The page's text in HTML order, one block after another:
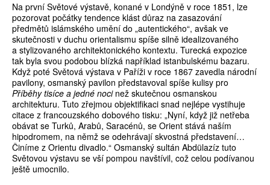
Na první Světové výstavě, konané v Londýně v roce 1851, lze
pozorovat počátky tendence klást důraz na zasazování
předmětů islámského umění do „autentického“, avšak ve
skutečnosti v duchu orientalismu spíše silně idealizovaného
a stylizovaného architektonického kontextu. Turecká expozice
tak byla svou podobou blízká například istanbulskému bazaru.
Když poté Světová výstava v Paříži v roce 1867 zavedla národní
pavilony, osmanský pavilon představoval spíše kulisy pro
Příběhy tisíce a jedné nocinež skutečnou osmanskou
architekturu. Tuto zřejmou objektifikaci snad nejlépe vystihuje
citace z francouzského dobového tisku: „Nyní, když již netřeba
obávat se Turků, Arabů, Saracénů, se Orient stává naším
hipodromem, na němž se odehrávají skvostná představení…
Činíme z Orientu divadlo.“ Osmanský sultán Abdülazíz tuto
Světovou výstavu se vší pompou navštívil, což celou podívanou
ještě umocnilo.